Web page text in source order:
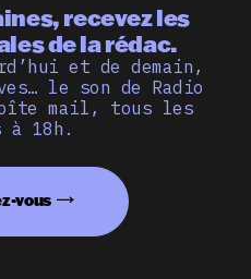
recevez les
de la rédac.
et de demain,
le son de Radio
mail, tous les
à 18h.
vous